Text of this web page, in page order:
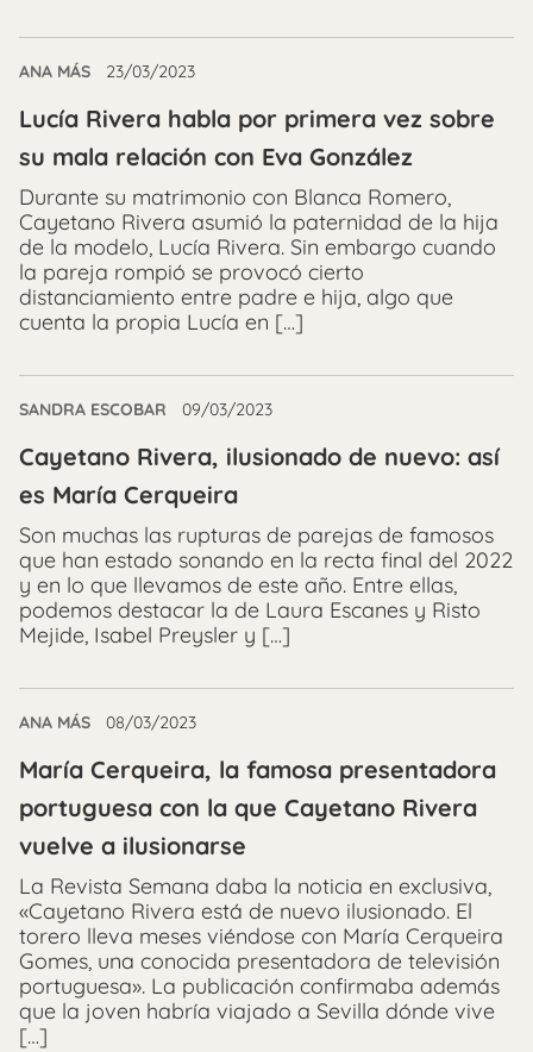
ANA MÁS 23/03/2023
Lucía Rivera habla por primera vez sobre
su mala relación con Eva González
Durante su matrimonio con Blanca Romero,
Cayetano Rivera asumió la paternidad de la hija
de la modelo, Lucía Rivera. Sin embargo cuando
la pareja rompió se provocó cierto
distanciamiento entre padre e hija, algo que
cuenta la propia Lucía en […]
SANDRA ESCOBAR 09/03/2023
Cayetano Rivera, ilusionado de nuevo: así
es María Cerqueira
Son muchas las rupturas de parejas de famosos
que han estado sonando en la recta final del 2022
y en lo que llevamos de este año. Entre ellas,
podemos destacar la de Laura Escanes y Risto
Mejide, Isabel Preysler y […]
ANA MÁS 08/03/2023
María Cerqueira, la famosa presentadora
portuguesa con la que Cayetano Rivera
vuelve a ilusionarse
La Revista Semana daba la noticia en exclusiva,
«Cayetano Rivera está de nuevo ilusionado. El
torero lleva meses viéndose con María Cerqueira
Gomes, una conocida presentadora de televisión
portuguesa». La publicación confirmaba además
que la joven habría viajado a Sevilla dónde vive
[…]